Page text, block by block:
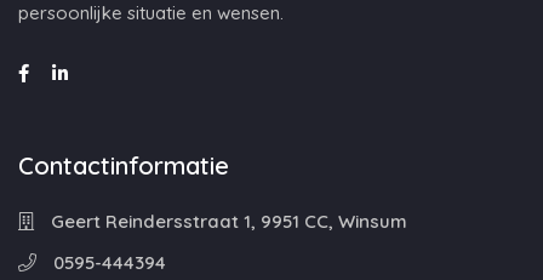
persoonlijke situatie en wensen.
Contactinformatie
Geert Reindersstraat 1, 9951 CC, Winsum
0595-444394